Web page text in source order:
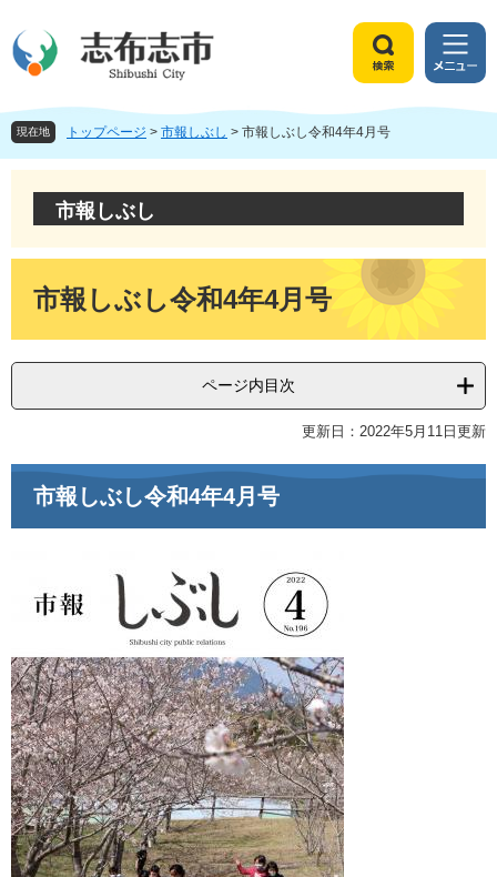
ジ
頭
す
ュ
飛
し
文
索
メ
ニ
ュ
現在地 トップページ > 市報しぶし > 市報しぶし令和4年4月号
市報しぶし
市報しぶし令和4年4月号
ページ内目次
更新日：2022年5月11日更新
市報しぶし令和4年4月号